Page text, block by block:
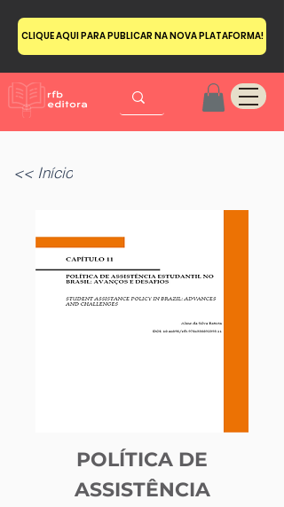
CLIQUE AQUI PARA PUBLICAR NA NOVA PLATAFORMA!
<< Início
POLÍTICA DE
ASSISTÊNCIA